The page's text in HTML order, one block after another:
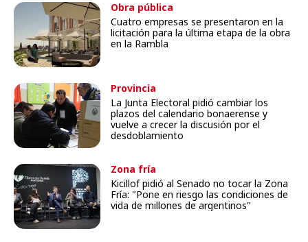
Obra pública
Cuatro empresas se presentaron en la
licitación para la última etapa de la obra
en la Rambla
Provincia
La Junta Electoral pidió cambiar los
plazos del calendario bonaerense y
vuelve a crecer la discusión por el
desdoblamiento
Zona fría
Kicillof pidió al Senado no tocar la Zona
Fría: "Pone en riesgo las condiciones de
vida de millones de argentinos"